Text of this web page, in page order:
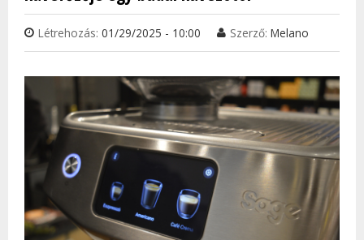
Létrehozás: 01/29/2025 - 10:00 Szerző: Melano